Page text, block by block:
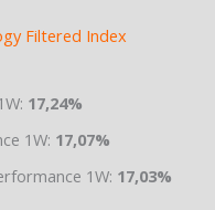
Filtered Index
17,24%
1W: 17,07%
1W: 17,03%